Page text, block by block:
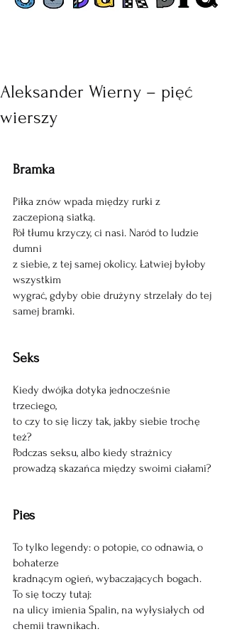
Aleksander Wierny – pięć
wierszy
Bramka
Piłka znów wpada między rurki z
zaczepioną siatką.
Pół tłumu krzyczy, ci nasi. Naród to ludzie
dumni
z siebie, z tej samej okolicy. Łatwiej byłoby
wszystkim
wygrać, gdyby obie drużyny strzelały do tej
samej bramki.
Seks
Kiedy dwójka dotyka jednocześnie
trzeciego,
to czy to się liczy tak, jakby siebie trochę
też?
Podczas seksu, albo kiedy strażnicy
prowadzą skazańca między swoimi ciałami?
Pies
To tylko legendy: o potopie, co odnawia, o
bohaterze
kradnącym ogień, wybaczających bogach.
To się toczy tutaj:
na ulicy imienia Spalin, na wyłysiałych od
chemii trawnikach.